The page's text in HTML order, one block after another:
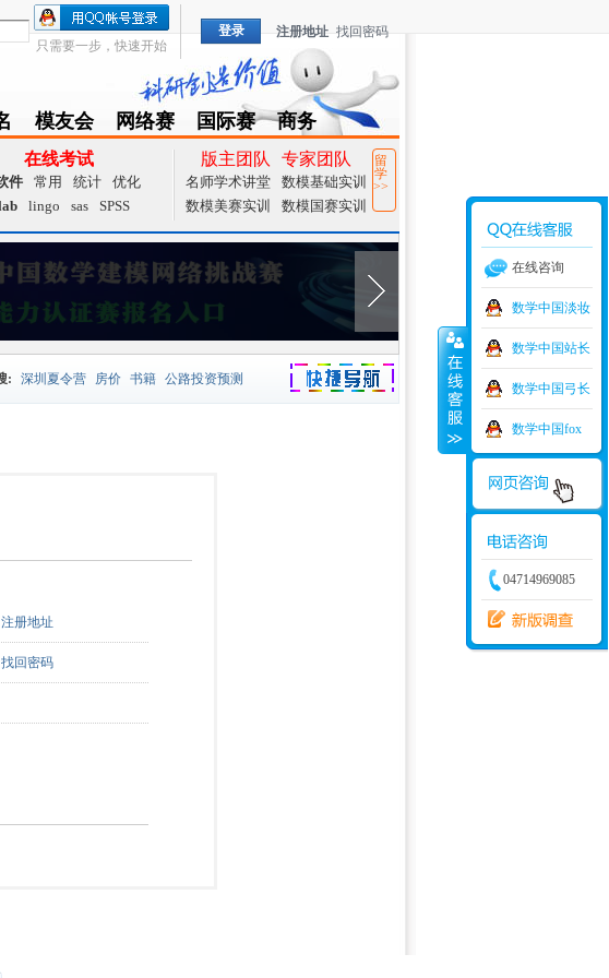
只需要一步，快速开始
登录 注册地址 找回密码
模友会
Club
网络赛
TZMCM
国际赛
CAMCM
商务
Special
在线考试
件 常用 统计
优化
lingo sas SPSS
版主团队 专家团队
名师学术讲堂
数模基础实训
数模美赛实训
数模国赛实训
留
学
>>
捷导航
: 深圳夏令营 房价 书籍 公路投资预测
注册地址
找回密码
在线咨询
数学中国淡妆
数学中国站长
数学中国弓长
数学中国fox
04714969085